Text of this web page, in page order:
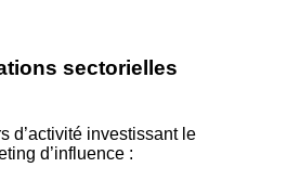
sectorielles
d’activité investissant le
d’influence :